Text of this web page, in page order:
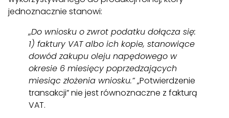
jednoznacznie stanowi:
„Do wniosku o zwrot podatku dołącza się:
1) faktury VAT albo ich kopie, stanowiące
dowód zakupu oleju napędowego w
okresie 6 miesięcy poprzedzających
miesiąc złożenia wniosku.”„Potwierdzenie
transakcji” nie jest równoznaczne z fakturą
VAT.